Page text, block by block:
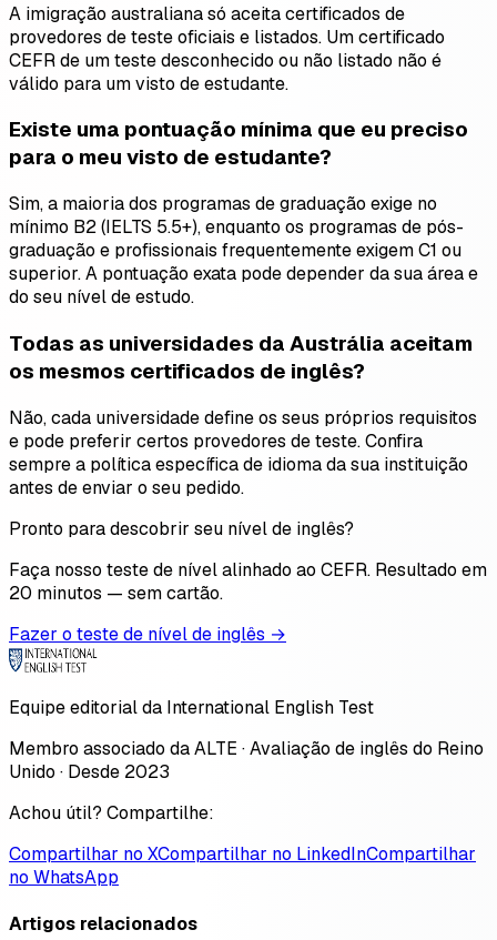
A imigração australiana só aceita certificados de
provedores de teste oficiais e listados. Um certificado
CEFR de um teste desconhecido ou não listado não é
válido para um visto de estudante.
Existe uma pontuação mínima que eu preciso
para o meu visto de estudante?
Sim, a maioria dos programas de graduação exige no
mínimo B2 (IELTS 5.5+), enquanto os programas de pós-
graduação e profissionais frequentemente exigem C1 ou
superior. A pontuação exata pode depender da sua área e
do seu nível de estudo.
Todas as universidades da Austrália aceitam
os mesmos certificados de inglês?
Não, cada universidade define os seus próprios requisitos
e pode preferir certos provedores de teste. Confira
sempre a política específica de idioma da sua instituição
antes de enviar o seu pedido.
Pronto para descobrir seu nível de inglês?
Faça nosso teste de nível alinhado ao CEFR. Resultado em
20 minutos — sem cartão.
Fazer o teste de nível de inglês →
Equipe editorial da International English Test
Membro associado da ALTE · Avaliação de inglês do Reino
Unido · Desde 2023
Achou útil? Compartilhe:
Compartilhar no XCompartilhar no LinkedInCompartilhar
no WhatsApp
Artigos relacionados